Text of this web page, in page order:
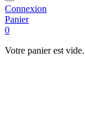
Connexion
Panier
0
Votre panier est vide.